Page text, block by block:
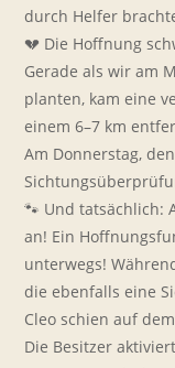
durch Helfer
💔 Die Hoffnung
Gerade als wir am
planten, kam eine
einem 6–7 km
Am Donnerstag,
🐾 Und tatsächlich:
an! Ein
unterwegs!
die ebenfalls eine
Cleo schien auf
Die Besitzer